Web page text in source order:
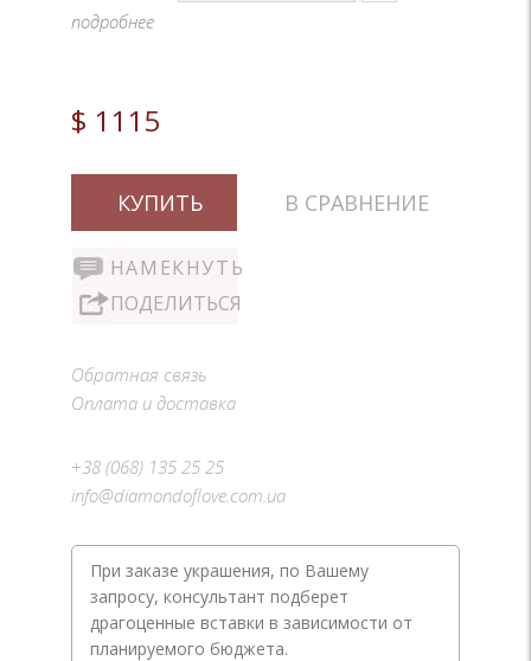
подробнее
$ 1115
КУПИТЬ В СРАВНЕНИЕ
НАМЕКНУТЬ
ПОДЕЛИТЬСЯ
Обратная связь
Оплата и доставка
+38 (068) 135 25 25
info@diamondoflove.com.ua
При заказе украшения, по Вашему
запросу, консультант подберет
драгоценные вставки в зависимости от
планируемого бюджета.